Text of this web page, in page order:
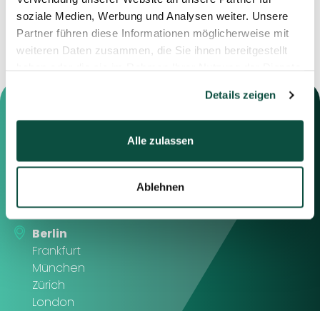
soziale Medien, Werbung und Analysen weiter. Unsere
Partner führen diese Informationen möglicherweise mit
weiteren Daten zusammen, die Sie ihnen bereitgestellt
Details zeigen
Alle zulassen
Ablehnen
Sie können sich gerne mit uns in
nachstehenden Informationen
Berlin
Frankfurt
München
Zürich
London